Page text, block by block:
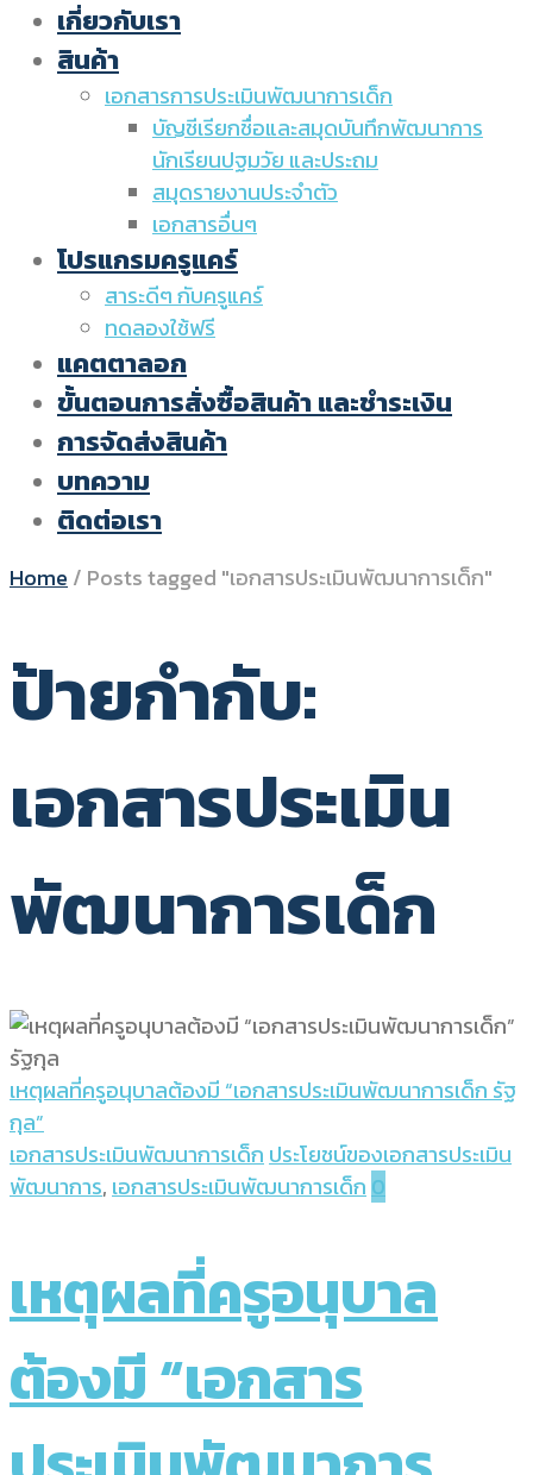
เกี่ยวกับเรา
สินค้า
เอกสารการประเมินพัฒนาการเด็ก
บัญชีเรียกชื่อและสมุดบันทึกพัฒนาการ
นักเรียนปฐมวัย และประถม
สมุดรายงานประจำตัว
เอกสารอื่นๆ
โปรแกรมครูแคร์
สาระดีๆ กับครูแคร์
ทดลองใช้ฟรี
แคตตาลอก
ขั้นตอนการสั่งซื้อสินค้า และชำระเงิน
การจัดส่งสินค้า
บทความ
ติดต่อเรา
Home / Posts tagged "เอกสารประเมินพัฒนาการเด็ก"
ป้ายกำกับ:
เอกสารประเมิน
พัฒนาการเด็ก
เหตุผลที่ครูอนุบาลต้องมี “เอกสารประเมินพัฒนาการเด็ก รัฐ
กุล”
เอกสารประเมินพัฒนาการเด็ก ประโยชน์ของเอกสารประเมิน
พัฒนาการ, เอกสารประเมินพัฒนาการเด็ก 0
เหตุผลที่ครูอนุบาล
ต้องมี “เอกสาร